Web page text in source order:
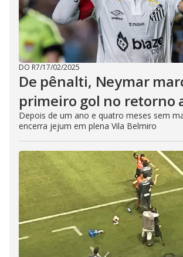
DO R7/17/02/2025
De pênalti, Neymar
primeiro gol no retorno
Depois de um ano e quatro meses sem
encerra jejum em plena Vila Belmiro